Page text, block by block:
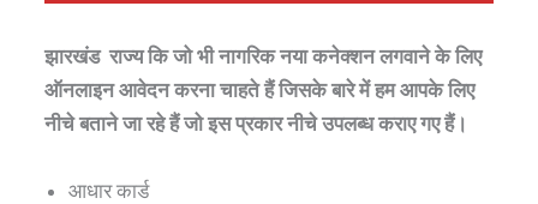
झारखंड राज्य कि जो भी नागरिक नया कनेक्शन लगवाने के लिए
ऑनलाइन आवेदन करना चाहते हैं जिसके बारे में हम आपके लिए
नीचे बताने जा रहे हैं जो इस प्रकार नीचे उपलब्ध कराए गए हैं।
आधार कार्ड